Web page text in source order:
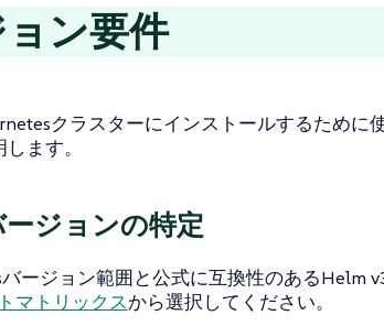
ン要件
クラスターにインストールするために
ます。
ジョンの特定
ージョン範囲と公式に互換性のあるHelm
マトリックスから選択してください。